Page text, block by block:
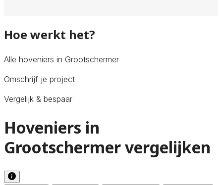
Hoe werkt het?
Alle hoveniers in Grootschermer
Omschrijf je project
Vergelijk & bespaar
Hoveniers in
Grootschermer vergelijken